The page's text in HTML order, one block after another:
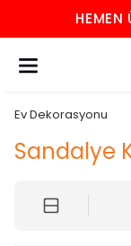
HEMEN
Ev Dekorasyonu
Sandalye